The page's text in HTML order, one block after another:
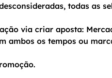
todas as
via criar aposta:
ambos os tempos ou